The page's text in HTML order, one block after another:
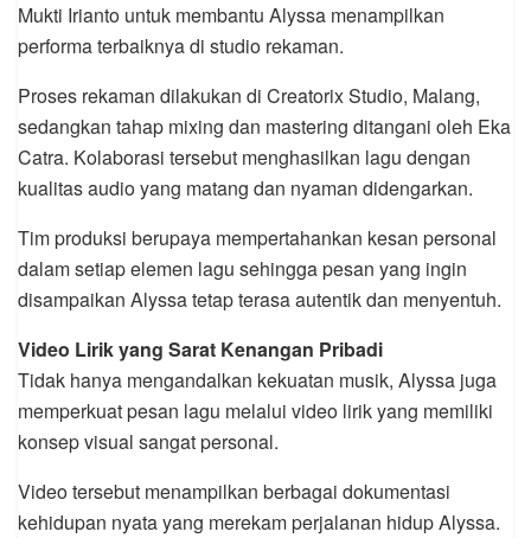
Mukti Irianto untuk membantu Alyssa menampilkan
performa terbaiknya di studio rekaman.
Proses rekaman dilakukan di Creatorix Studio, Malang,
sedangkan tahap mixing dan mastering ditangani oleh Eka
Catra. Kolaborasi tersebut menghasilkan lagu dengan
kualitas audio yang matang dan nyaman didengarkan.
Tim produksi berupaya mempertahankan kesan personal
dalam setiap elemen lagu sehingga pesan yang ingin
disampaikan Alyssa tetap terasa autentik dan menyentuh.
Video Lirik yang Sarat Kenangan Pribadi
Tidak hanya mengandalkan kekuatan musik, Alyssa juga
memperkuat pesan lagu melalui video lirik yang memiliki
konsep visual sangat personal.
Video tersebut menampilkan berbagai dokumentasi
kehidupan nyata yang merekam perjalanan hidup Alyssa.